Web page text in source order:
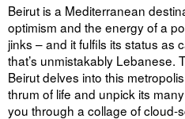
Beirut is a Mediterranean
optimism and the energy of a
jinks – and it fulfils its status as
that’s unmistakably Lebanese.
Beirut delves into this
thrum of life and unpick its
you through a collage of cloud-